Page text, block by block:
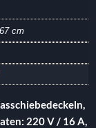
cm
220 V / 16 A,